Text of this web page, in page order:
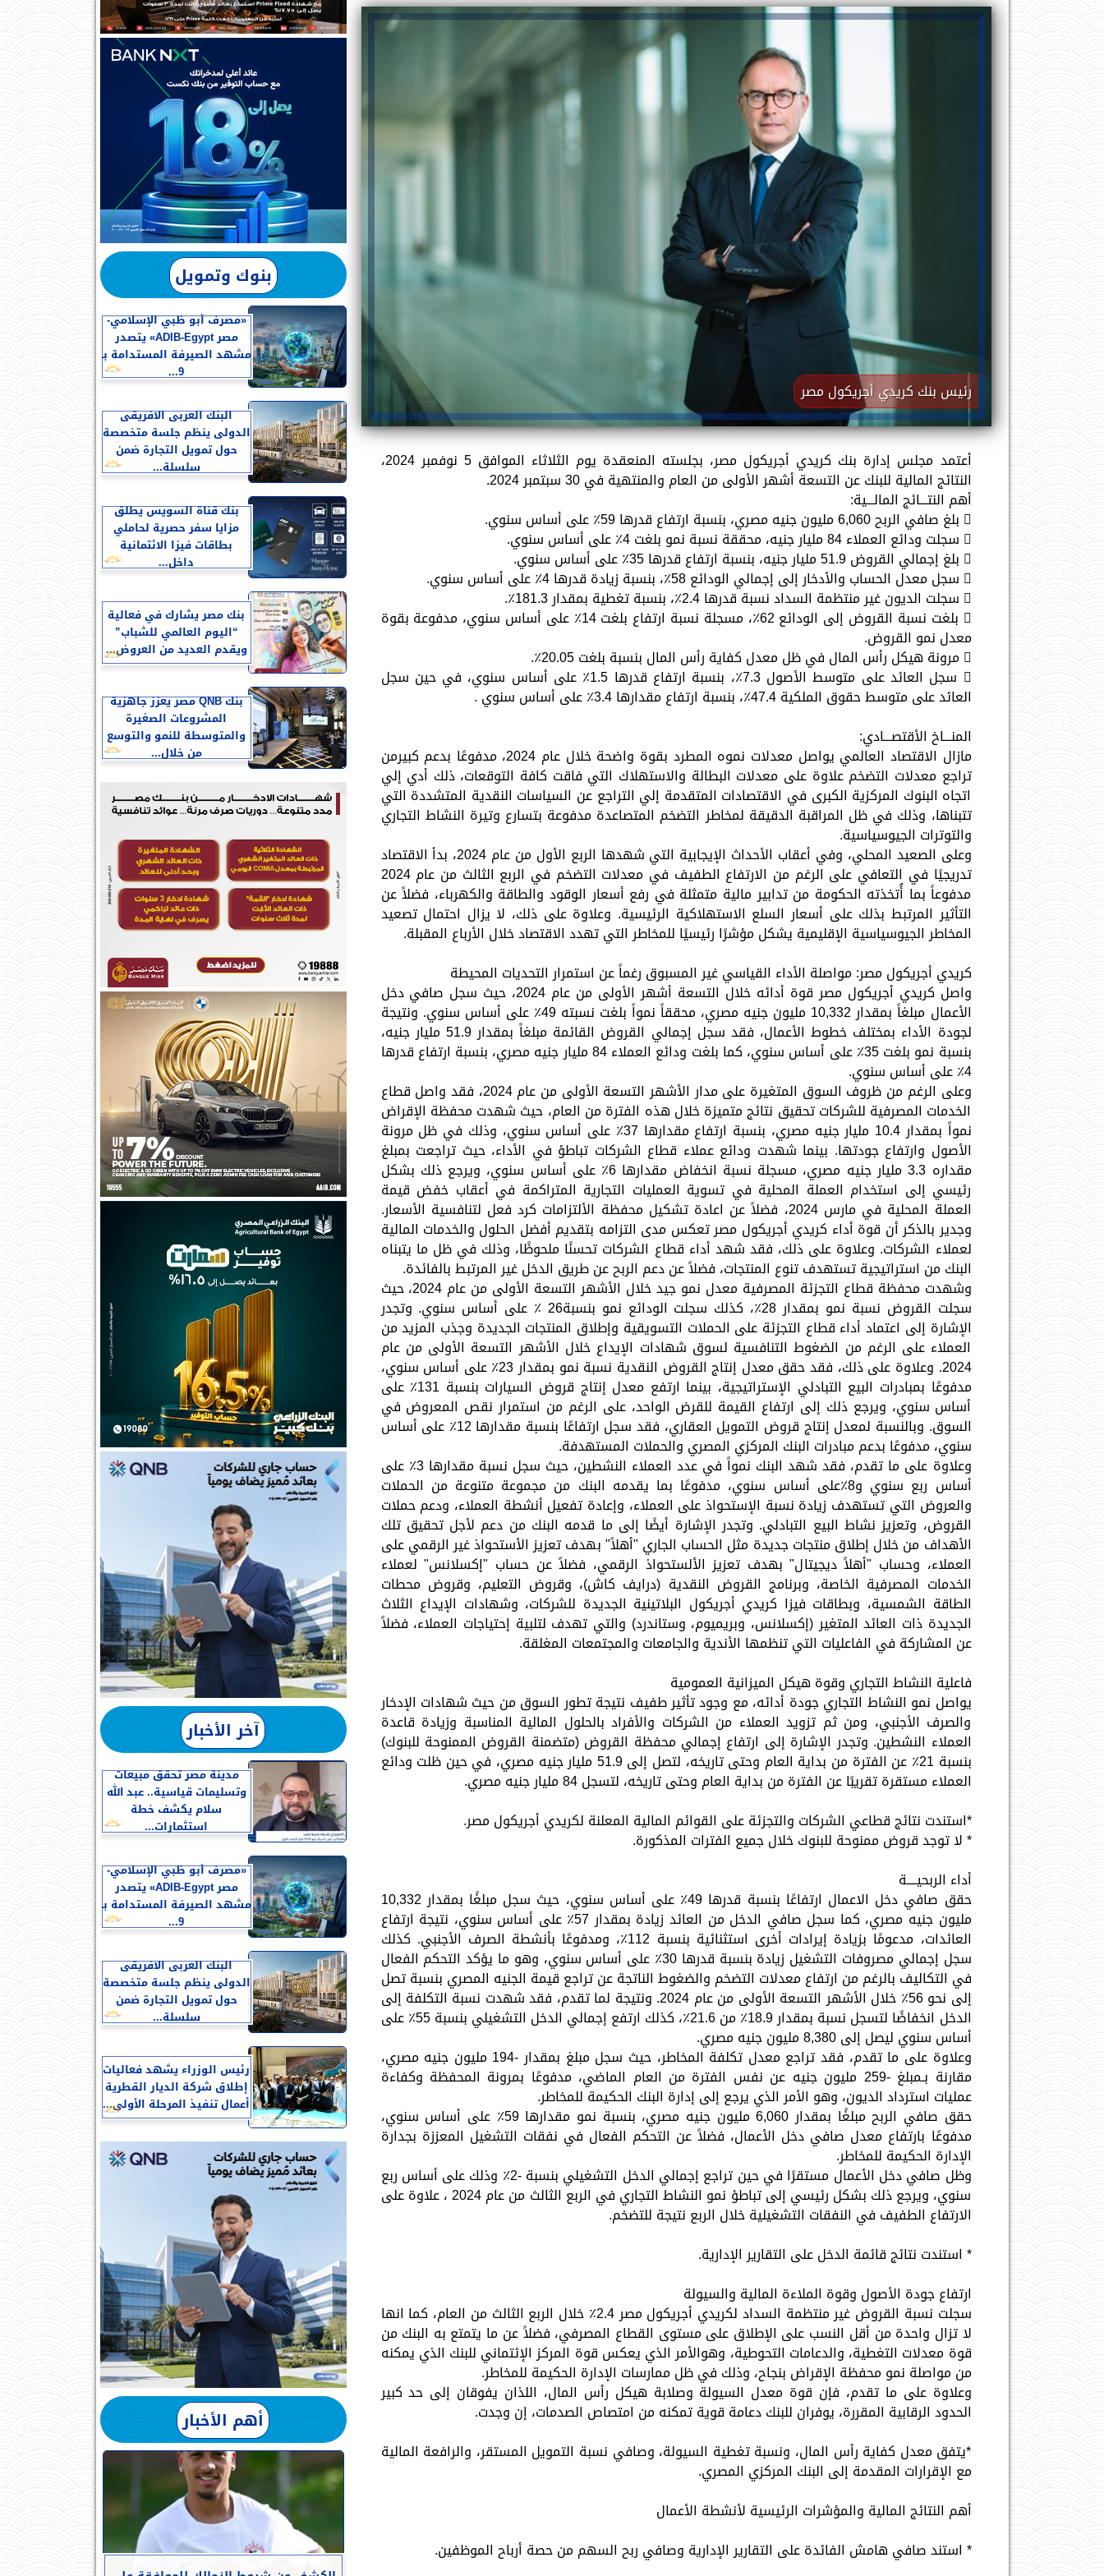
رئيس بنك كريدي أجريكول مصر
أعتمد مجلس إدارة بنك كريدي أجريكول مصر، بجلسته المنعقدة يوم الثلاثاء الموافق 5 نوفمبر 2024،
النتائج المالية للبنك عن التسعة أشهر الأولى من العام والمنتهية في 30 سبتمبر 2024.
أهم النتـــائج المالـــية:
 بلغ صافي الربح 6,060 مليون جنيه مصري، بنسبة ارتفاع قدرها 59٪ على أساس سنوي.
 سجلت ودائع العملاء 84 مليار جنيه، محققة نسبة نمو بلغت 4٪ على أساس سنوي.
 بلغ إجمالي القروض 51.9 مليار جنيه، بنسبة ارتفاع قدرها 35٪ على أساس سنوي.
 سجل معدل الحساب والأدخار إلى إجمالي الودائع 58٪، بنسبة زيادة قدرها 4٪ على أساس سنوي.
 سجلت الديون غير منتظمة السداد نسبة قدرها 2.4٪، بنسبة تغطية بمقدار 181.3٪.
 بلغت نسبة القروض إلى الودائع 62٪، مسجلة نسبة ارتفاع بلغت 14٪ على أساس سنوي، مدفوعة بقوة
معدل نمو القروض.
 مرونة هيكل رأس المال في ظل معدل كفاية رأس المال بنسبة بلغت 20.05٪.
 سجل العائد على متوسط الأصول 7.3٪، بنسبة ارتفاع قدرها 1.5٪ على أساس سنوي، في حين سجل
العائد على متوسط حقوق الملكية 47.4٪، بنسبة ارتفاع مقدارها 3.4٪ على أساس سنوي .
المنـــاخ الأقتصـــادي:
مازال الاقتصاد العالمي يواصل معدلات نموه المطرد بقوة واضحة خلال عام 2024، مدفوعًا بدعم كبيرمن
تراجع معدلات التضخم علاوة على معدلات البطالة والاستهلاك التي فاقت كافة التوقعات، ذلك أدي إلي
اتجاه البنوك المركزية الكبرى في الاقتصادات المتقدمة إلي التراجع عن السياسات النقدية المتشددة التي
تتبناها، وذلك في ظل المراقبة الدقيقة لمخاطر التضخم المتصاعدة مدفوعة بتسارع وتيرة النشاط التجاري
والتوترات الجيوسياسية.
وعلى الصعيد المحلي، وفي أعقاب الأحداث الإيجابية التي شهدها الربع الأول من عام 2024، بدأ الاقتصاد
تدريجيًا في التعافي على الرغم من الارتفاع الطفيف في معدلات التضخم في الربع الثالث من عام 2024
مدفوعاً بما أُتخذته الحكومة من تدابير مالية متمثلة في رفع أسعار الوقود والطاقة والكهرباء، فضلاً عن
التأثير المرتبط بذلك على أسعار السلع الاستهلاكية الرئيسية. وعلاوة على ذلك، لا يزال احتمال تصعيد
المخاطر الجيوسياسية الإقليمية يشكل مؤشرًا رئيسيًا للمخاطر التي تهدد الاقتصاد خلال الأرباع المقبلة.
كريدي أجريكول مصر: مواصلة الأداء القياسي غير المسبوق رغماً عن استمرار التحديات المحيطة
واصل كريدي أجريكول مصر قوة أدائه خلال التسعة أشهر الأولى من عام 2024، حيث سجل صافي دخل
الأعمال مبلغاً بمقدار 10,332 مليون جنيه مصري، محققاً نمواً بلغت نسبته 49٪ على أساس سنوي. ونتيجة
لجودة الأداء بمختلف خطوط الأعمال، فقد سجل إجمالي القروض القائمة مبلغاً بمقدار 51.9 مليار جنيه،
بنسبة نمو بلغت 35٪ على أساس سنوي، كما بلغت ودائع العملاء 84 مليار جنيه مصري، بنسبة ارتفاع قدرها
4٪ على أساس سنوي.
وعلى الرغم من ظروف السوق المتغيرة على مدار الأشهر التسعة الأولى من عام 2024، فقد واصل قطاع
الخدمات المصرفية للشركات تحقيق نتائج متميزة خلال هذه الفترة من العام، حيث شهدت محفظة الإقراض
نمواً بمقدار 10.4 مليار جنيه مصري، بنسبة ارتفاع مقدارها 37٪ على أساس سنوي، وذلك في ظل مرونة
الأصول وارتفاع جودتها. بينما شهدت ودائع عملاء قطاع الشركات تباطؤ في الأداء، حيث تراجعت بمبلغ
مقداره 3.3 مليار جنيه مصري، مسجلة نسبة انخفاض مقدارها 6٪ على أساس سنوي، ويرجع ذلك بشكل
رئيسي إلى استخدام العملة المحلية في تسوية العمليات التجارية المتراكمة في أعقاب خفض قيمة
العملة المحلية في مارس 2024، فضلاً عن اعادة تشكيل محفظة الألتزامات كرد فعل لتنافسية الأسعار.
وجدير بالذكر أن قوة أداء كريدي أجريكول مصر تعكس مدى التزامه بتقديم أفضل الحلول والخدمات المالية
لعملاء الشركات. وعلاوة على ذلك، فقد شهد أداء قطاع الشركات تحسنًا ملحوظًا، وذلك في ظل ما يتبناه
البنك من استراتيجية تستهدف تنوع المنتجات، فضلاً عن دعم الربح عن طريق الدخل غير المرتبط بالفائدة.
وشهدت محفظة قطاع التجزئة المصرفية معدل نمو جيد خلال الأشهر التسعة الأولى من عام 2024، حيث
سجلت القروض نسبة نمو بمقدار 28٪، كذلك سجلت الودائع نمو بنسبة26 ٪ على أساس سنوي. وتجدر
الإشارة إلى اعتماد أداء قطاع التجزئة على الحملات التسويقية وإطلاق المنتجات الجديدة وجذب المزيد من
العملاء على الرغم من الضغوط التنافسية لسوق شهادات الإيداع خلال الأشهر التسعة الأولى من عام
2024. وعلاوة على ذلك، فقد حقق معدل إنتاج القروض النقدية نسبة نمو بمقدار 23٪ على أساس سنوي،
مدفوعًا بمبادرات البيع التبادلي الإستراتيجية، بينما ارتفع معدل إنتاج قروض السيارات بنسبة 131٪ على
أساس سنوي، ويرجع ذلك إلى ارتفاع القيمة للقرض الواحد، على الرغم من استمرار نقص المعروض في
السوق. وبالنسبة لمعدل إنتاج قروض التمويل العقاري، فقد سجل ارتفاعًا بنسبة مقدارها 12٪ على أساس
سنوي، مدفوعًا بدعم مبادرات البنك المركزي المصري والحملات المستهدفة.
وعلاوة على ما تقدم، فقد شهد البنك نمواً في عدد العملاء النشطين، حيث سجل نسبة مقدارها 3٪ على
أساس ربع سنوي و8٪على أساس سنوي، مدفوعًا بما يقدمه البنك من مجموعة متنوعة من الحملات
والعروض التي تستهدف زيادة نسبة الإستحواذ على العملاء، وإعادة تفعيل أنشطة العملاء، ودعم حملات
القروض، وتعزيز نشاط البيع التبادلي. وتجدر الإشارة أيضًا إلى ما قدمه البنك من دعم لأجل تحقيق تلك
الأهداف من خلال إطلاق منتجات جديدة مثل الحساب الجاري "أهلاً" بهدف تعزيز الأستحواذ غير الرقمي على
العملاء، وحساب "أهلاً ديجيتال" بهدف تعزيز الألستحواذ الرقمي، فضلاً عن حساب "إكسلانس" لعملاء
الخدمات المصرفية الخاصة، وبرنامج القروض النقدية (درايف كاش)، وقروض التعليم، وقروض محطات
الطاقة الشمسية، وبطاقات فيزا كريدي أجريكول البلاتينية الجديدة للشركات، وشهادات الإيداع الثلاث
الجديدة ذات العائد المتغير (إكسلانس، وبريميوم، وستاندرد) والتي تهدف لتلبية إحتياجات العملاء، فضلاً
عن المشاركة في الفاعليات التي تنظمها الأندية والجامعات والمجتمعات المغلقة.
فاعلية النشاط التجاري وقوة هيكل الميزانية العمومية
يواصل نمو النشاط التجاري جودة أدائه، مع وجود تأثير طفيف نتيجة تطور السوق من حيث شهادات الإدخار
والصرف الأجنبي، ومن ثم تزويد العملاء من الشركات والأفراد بالحلول المالية المناسبة وزيادة قاعدة
العملاء النشطين. وتجدر الإشارة إلى ارتفاع إجمالي محفظة القروض (متضمنة القروض الممنوحة للبنوك)
بنسبة 21٪ عن الفترة من بداية العام وحتى تاريخه، لتصل إلى 51.9 مليار جنيه مصري، في حين ظلت ودائع
العملاء مستقرة تقريبًا عن الفترة من بداية العام وحتى تاريخه، لتسجل 84 مليار جنيه مصري.
*استندت نتائج قطاعي الشركات والتجزئة على القوائم المالية المعلنة لكريدي أجريكول مصر.
* لا توجد قروض ممنوحة للبنوك خلال جميع الفترات المذكورة.
أداء الربحيــــة
حقق صافي دخل الاعمال ارتفاعًا بنسبة قدرها 49٪ على أساس سنوي، حيث سجل مبلغًا بمقدار 10,332
مليون جنيه مصري، كما سجل صافي الدخل من العائد زيادة بمقدار 57٪ على أساس سنوي، نتيجة ارتفاع
العائدات، مدعومًا بزيادة إيرادات أخرى استثنائية بنسبة 112٪، ومدفوعًا بأنشطة الصرف الأجنبي. كذلك
سجل إجمالي مصروفات التشغيل زيادة بنسبة قدرها 30٪ على أساس سنوي، وهو ما يؤكد التحكم الفعال
في التكاليف بالرغم من ارتفاع معدلات التضخم والضغوط الناتجة عن تراجع قيمة الجنيه المصري بنسبة تصل
إلى نحو 56٪ خلال الأشهر التسعة الأولى من عام 2024. ونتيجة لما تقدم، فقد شهدت نسبة التكلفة إلى
الدخل انخفاضًا لتسجل نسبة بمقدار 18.9٪ من 21.6٪، كذلك ارتفع إجمالي الدخل التشغيلي بنسبة 55٪ على
أساس سنوي ليصل إلى 8,380 مليون جنيه مصري.
وعلاوة على ما تقدم، فقد تراجع معدل تكلفة المخاطر، حيث سجل مبلغ بمقدار -194 مليون جنيه مصري،
مقارنة بـمبلغ -259 مليون جنيه عن نفس الفترة من العام الماضي، مدفوعًا بمرونة المحفظة وكفاءة
عمليات استرداد الديون، وهو الأمر الذي يرجع إلى إدارة البنك الحكيمة للمخاطر.
حقق صافي الربح مبلغًا بمقدار 6,060 مليون جنيه مصري، بنسبة نمو مقدارها 59٪ على أساس سنوي،
مدفوعًا بارتفاع معدل صافي دخل الأعمال، فضلاً عن التحكم الفعال في نفقات التشغيل المعززة بجدارة
الإدارة الحكيمة للمخاطر.
وظل صافي دخل الأعمال مستقرًا في حين تراجع إجمالي الدخل التشغيلي بنسبة -2٪ وذلك على أساس ربع
سنوي، ويرجع ذلك بشكل رئيسي إلى تباطؤ نمو النشاط التجاري في الربع الثالث من عام 2024 ، علاوة على
الارتفاع الطفيف في النفقات التشغيلية خلال الربع نتيجة للتضخم.
* استندت نتائج قائمة الدخل على التقارير الإدارية.
ارتفاع جودة الأصول وقوة الملاءة المالية والسيولة
سجلت نسبة القروض غير منتظمة السداد لكريدي أجريكول مصر 2.4٪ خلال الربع الثالث من العام، كما انها
لا تزال واحدة من أقل النسب على الإطلاق على مستوى القطاع المصرفي، فضلاً عن ما يتمتع به البنك من
قوة معدلات التغطية، والدعامات التحوطية، وهوالأمر الذي يعكس قوة المركز الإئتماني للبنك الذي يمكنه
من مواصلة نمو محفظة الإقراض بنجاح، وذلك في ظل ممارسات الإدارة الحكيمة للمخاطر.
وعلاوة على ما تقدم، فإن قوة معدل السيولة وصلابة هيكل رأس المال، اللذان يفوقان إلى حد كبير
الحدود الرقابية المقررة، يوفران للبنك دعامة قوية تمكنه من امتصاص الصدمات، إن وجدت.
*يتفق معدل كفاية رأس المال، ونسبة تغطية السيولة، وصافي نسبة التمويل المستقر، والرافعة المالية
مع الإقرارات المقدمة إلى البنك المركزي المصري.
أهم النتائج المالية والمؤشرات الرئيسية لأنشطة الأعمال
* استند صافي هامش الفائدة على التقارير الإدارية وصافي ربح السهم من حصة أرباح الموظفين.
بنوك وتمويل
«مصرف أبو ظبي الإسلامي-
مصر ADIB-Egypt» يتصدر
مشهد الصيرفة المستدامة بـ
9...
البنك العربى الافريقى
الدولى ينظم جلسة متخصصة
حول تمويل التجارة ضمن
سلسلة...
بنك قناة السويس يطلق
مزايا سفر حصرية لحاملي
بطاقات فيزا الائتمانية
داخل...
بنك مصر يشارك في فعالية
“اليوم العالمي للشباب”
ويقدم العديد من العروض...
بنك QNB مصر يعزز جاهزية
المشروعات الصغيرة
والمتوسطة للنمو والتوسع
من خلال...
آخر الأخبار
مدينة مصر تحقق مبيعات
وتسليمات قياسية.. عبد الله
سلام يكشف خطة
استثمارات...
«مصرف أبو ظبي الإسلامي-
مصر ADIB-Egypt» يتصدر
مشهد الصيرفة المستدامة بـ
9...
البنك العربى الافريقى
الدولى ينظم جلسة متخصصة
حول تمويل التجارة ضمن
سلسلة...
رئيس الوزراء يشهد فعاليات
إطلاق شركة الديار القطرية
أعمال تنفيذ المرحلة الأولى...
أهم الأخبار